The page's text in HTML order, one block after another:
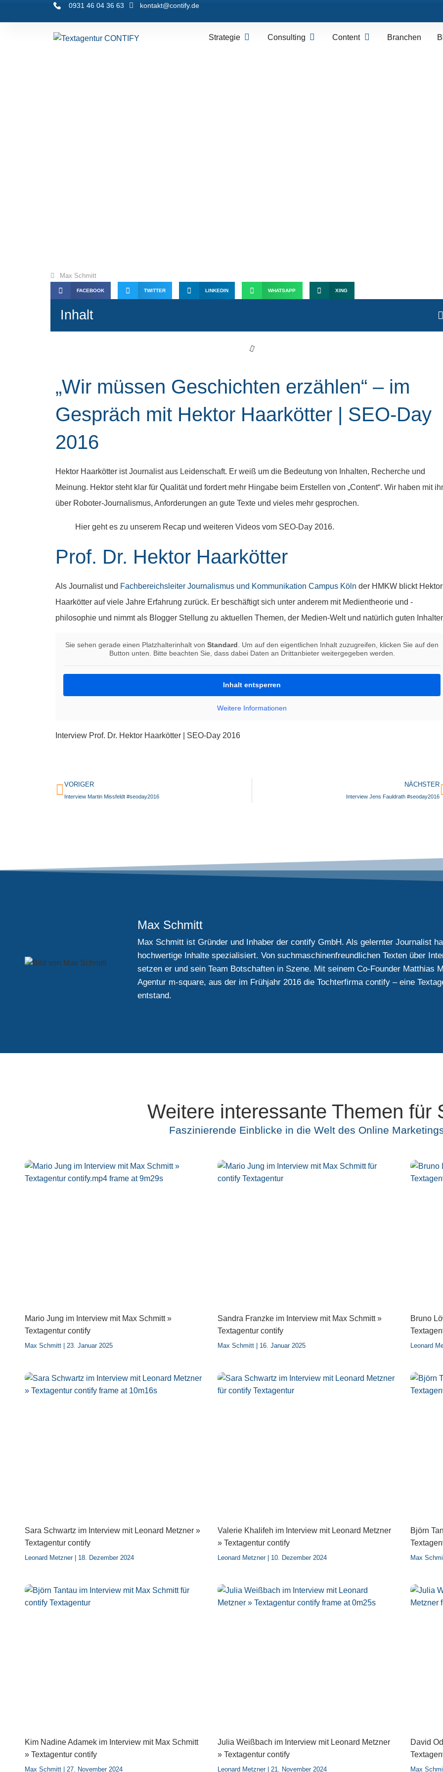
0931 46 04 36 63 kontakt@contify.de
Strategie Consulting Content Branchen
Max Schmitt
FACEBOOK TWITTER LINKEDIN WHATSAPP XING
Inhalt
„Wir müssen Geschichten erzählen“ – im
Gespräch mit Hektor Haarkötter | SEO-Day
2016
Hektor Haarkötter ist Journalist aus Leidenschaft. Er weiß um die Bedeutung von Inhalten, Recherche und
Meinung. Hektor steht klar für Qualität und fordert mehr Hingabe beim Erstellen von „Content“. Wir haben mit
über Roboter-Journalismus, Anforderungen an gute Texte und vieles mehr gesprochen.
Hier geht es zu unserem Recap und weiteren Videos vom SEO-Day 2016.
Prof. Dr. Hektor Haarkötter
Als Journalist und Fachbereichsleiter Journalismus und Kommunikation Campus Köln der HMKW blickt Hektor
Haarkötter auf viele Jahre Erfahrung zurück. Er beschäftigt sich unter anderem mit Medientheorie und -
philosophie und nimmt als Blogger Stellung zu aktuellen Themen, der Medien-Welt und natürlich guten
Sie sehen gerade einen Platzhalterinhalt von Standard. Um auf den eigentlichen Inhalt zuzugreifen, klicken Sie auf den
Button unten. Bitte beachten Sie, dass dabei Daten an Drittanbieter weitergegeben werden.
Inhalt entsperren
Weitere Informationen
Interview Prof. Dr. Hektor Haarkötter | SEO-Day 2016
VORIGER
Interview Martin Missfeldt #seoday2016
NÄCHSTER
Interview Jens Fauldrath #seoday2016
Max Schmitt
Max Schmitt ist Gründer und Inhaber der contify GmbH. Als gelernter Journalist
hochwertige Inhalte spezialisiert. Von suchmaschinenfreundlichen Texten über
setzen er und sein Team Botschaften in Szene. Mit seinem Co-Founder Matthias
Agentur m-square, aus der im Frühjahr 2016 die Tochterfirma contify – eine
entstand.
Weitere interessante Themen für
Faszinierende Einblicke in die Welt des Online
Mario Jung im Interview mit Max Schmitt »
Textagentur contify
Max Schmitt 23. Januar 2025
Sandra Franzke im Interview mit Max Schmitt »
Textagentur contify
Max Schmitt 16. Januar 2025
Bruno
Leonard
Sara Schwartz im Interview mit Leonard Metzner »
Textagentur contify
Leonard Metzner 18. Dezember 2024
Valerie Khalifeh im Interview mit Leonard Metzner
» Textagentur contify
Leonard Metzner 10. Dezember 2024
Björn
Max
Kim Nadine Adamek im Interview mit Max Schmitt
» Textagentur contify
Max Schmitt 27. November 2024
Julia Weißbach im Interview mit Leonard Metzner
» Textagentur contify
Leonard Metzner 21. November 2024
David
Max